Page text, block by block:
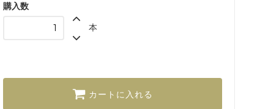
購入数
本
カートに入れる